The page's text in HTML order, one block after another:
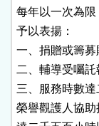
每年以一次為
予以表揚：
一、捐贈或籌募
二、輔導受囑
三、服務時數達
榮譽觀護人協